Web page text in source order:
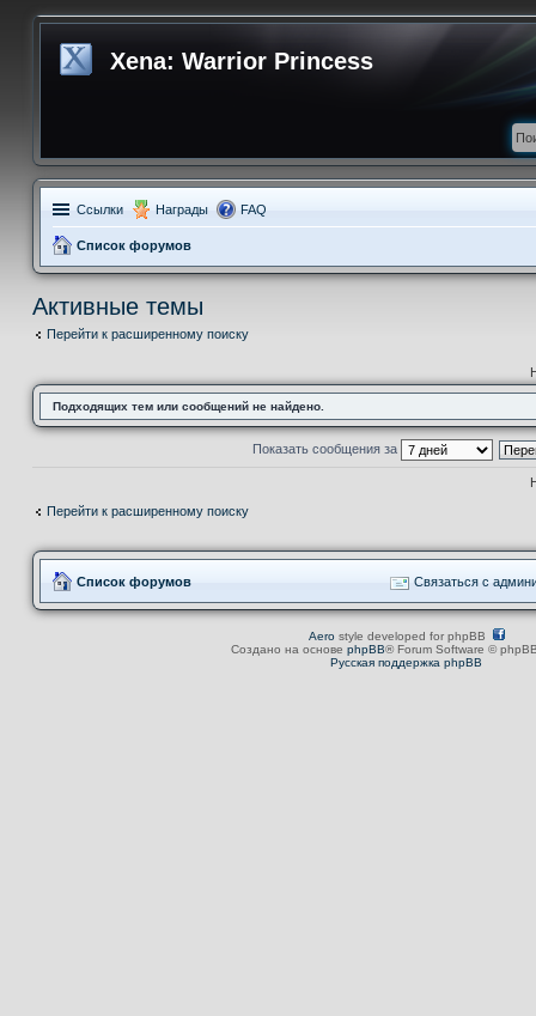
Xena: Warrior Princess
Ссылки Награды FAQ
Список форумов
Активные темы
Перейти к расширенному поиску
Подходящих тем или сообщений не найдено.
Показать сообщения за
Перейти к расширенному поиску
Список форумов Связаться с
Aerostyle developed for phpBB
Создано на основе phpBB® Forum Software ©
Русская поддержка phpBB